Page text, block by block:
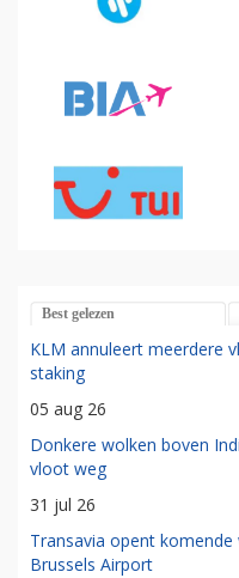
Best gelezen
KLM annuleert meerdere
staking
05 aug 26
Donkere wolken boven
vloot weg
31 jul 26
Transavia opent
Brussels Airport